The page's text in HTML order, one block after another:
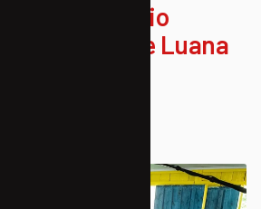
documentário
Mulheres” de Luana